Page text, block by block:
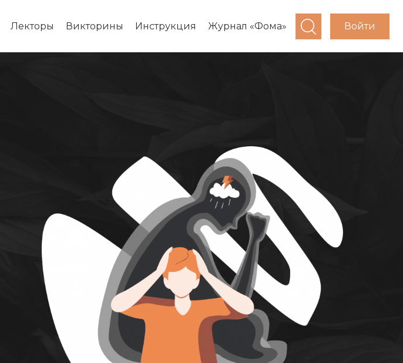
Лекторы Викторины Инструкция Журнал «Фома» Войти